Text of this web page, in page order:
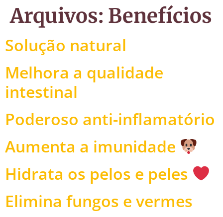
Arquivos: Benefícios
Solução natural
Melhora a qualidade
intestinal
​Poderoso anti-inflamatório​
Aumenta a imunidade
Hidrata os pelos e peles
Elimina fungos e vermes